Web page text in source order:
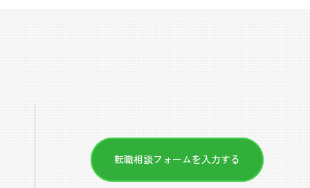
転職相談フォームを入力する